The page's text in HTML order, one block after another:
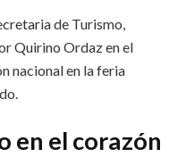
de Turismo,
Quirino Ordaz en el
nacional en la feria
en el corazón